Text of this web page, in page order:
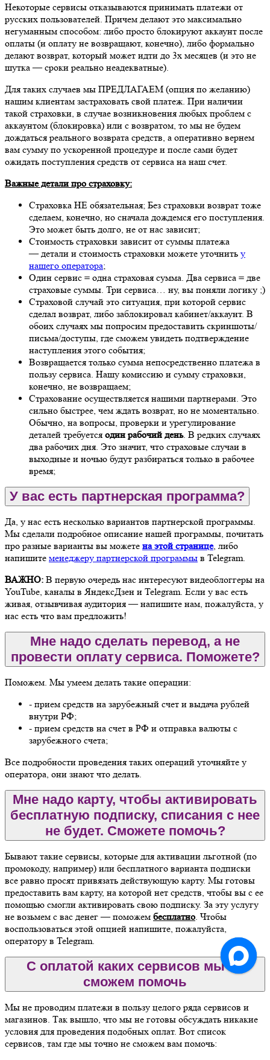
Некоторые сервисы отказываются принимать платежи от
русских пользователей. Причем делают это максимально
негуманным способом: либо просто блокируют аккаунт после
оплаты (и оплату не возвращают, конечно), либо формально
делают возврат, который может идти до 3х месяцев (и это не
шутка — сроки реально неадекватные).
Для таких случаев мы ПРЕДЛАГАЕМ (опция по желанию)
нашим клиентам застраховать свой платеж. При наличии
такой страховки, в случае возникновения любых проблем с
аккаунтом (блокировка) или с возвратом, то мы не будем
дождаться реального возврата средств, а оперативно вернем
вам сумму по ускоренной процедуре и после сами будет
ожидать поступления средств от сервиса на наш счет.
Важные детали про страховку:
Страховка НЕ обязательная; Без страховки возврат тоже
сделаем, конечно, но сначала дождемся его поступления.
Это может быть долго, не от нас зависит;
Стоимость страховки зависит от суммы платежа
— детали и стоимость страховки можете уточнить у
нашего оператора;
Один сервис = одна страховая сумма. Два сервиса = две
страховые суммы. Три сервиса… ну, вы поняли логику ;)
Страховой случай это ситуация, при которой сервис
сделал возврат, либо заблокировал кабинет/аккаунт. В
обоих случаях мы попросим предоставить скриншоты/
письма/доступы, где сможем увидеть подтверждение
наступления этого события;
Возвращается только сумма непосредственно платежа в
пользу сервиса. Нашу комиссию и сумму страховки,
конечно, не возвращаем;
Страхование осуществляется нашими партнерами. Это
сильно быстрее, чем ждать возврат, но не моментально.
Обычно, на вопросы, проверки и урегулирование
деталей требуется один рабочий день. В редких случаях
два рабочих дня. Это значит, что страховые случаи в
выходные и ночью будут разбираться только в рабочее
время;
У вас есть партнерская программа?
Да, у нас есть несколько вариантов партнерской программы.
Мы сделали подробное описание нашей программы, почитать
про разные варианты вы можете на этой странице, либо
напишите менеджеру партнерской программы в Telegram.
ВАЖНО: В первую очередь нас интересуют видеоблоггеры на
YouTube, каналы в ЯндексДзен и Telegram. Если у вас есть
живая, отзывчивая аудитория — напишите нам, пожалуйста, у
нас есть что вам предложить!
Мне надо сделать перевод, а не
провести оплату сервиса. Поможете?
Поможем. Мы умеем делать такие операции:
- прием средств на зарубежный счет и выдача рублей
внутри РФ;
- прием средств на счет в РФ и отправка валюты с
зарубежного счета;
Все подробности проведения таких операций уточняйте у
оператора, они знают что делать.
Мне надо карту, чтобы активировать
бесплатную подписку, списания с нее
не будет. Сможете помочь?
Бывают такие сервисы, которые для активации льготной (по
промокоду, например) или бесплатного варианта подписки
все равно просят привязать действующую карту. Мы готовы
предоставить вам карту, на которой нет средств, чтобы вы с ее
помощью смогли активировать свою подписку. За эту услугу
не возьмем с вас денег — поможем бесплатно. Чтобы
воспользоваться этой опцией напишите, пожалуйста,
оператору в Telegram.
С оплатой каких сервисов мы не
сможем помочь
Мы не проводим платежи в пользу целого ряда сервисов и
магазинов. Так вышло, что мы не готовы обсуждать никакие
условия для проведения подобных оплат. Вот список
сервисов, там где мы точно не сможем вам помочь: